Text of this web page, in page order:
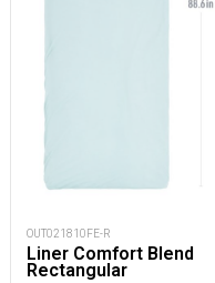
OUT021810FE-R
Liner Comfort Blend
Rectangular